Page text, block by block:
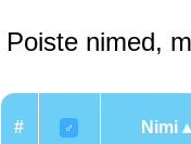
Poiste nimed,
# ♂ Nimi